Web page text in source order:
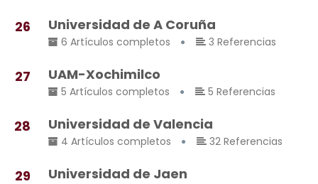
26 Universidad de A Coruña
6 Artículos completos 3 Referencias
27 UAM-Xochimilco
5 Artículos completos 5 Referencias
28 Universidad de Valencia
4 Artículos completos 32 Referencias
29 Universidad de Jaen